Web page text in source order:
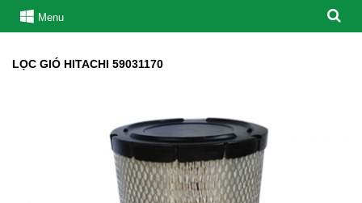
Menu
LỌC GIÓ HITACHI 59031170